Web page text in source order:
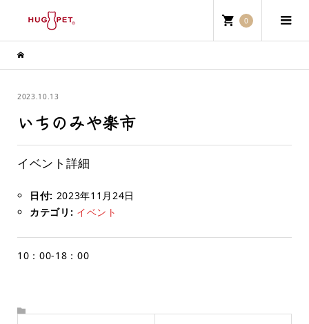
0
2023.10.13
いちのみや楽市
イベント詳細
日付: 2023年11月24日
カテゴリ: イベント
10：00-18：00